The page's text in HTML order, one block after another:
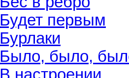
Будет первым
Бурлаки
Было, было,